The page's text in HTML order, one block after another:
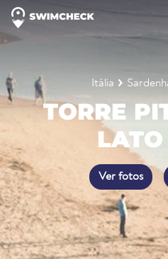
Itália
TORRE
Ver fotos